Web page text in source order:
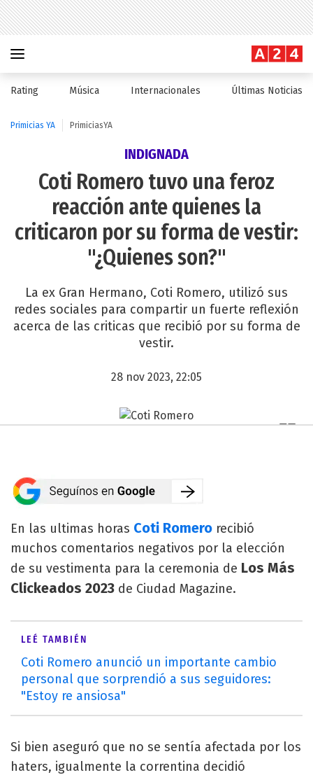
Rating Música Internacionales Últimas Noticias
Primicias YA PrimiciasYA
INDIGNADA
Coti Romero tuvo una feroz
reacción ante quienes la
criticaron por su forma de vestir:
"¿Quienes son?"
La ex Gran Hermano, Coti Romero, utilizó sus
redes sociales para compartir un fuerte reflexión
acerca de las criticas que recibió por su forma de
vestir.
28 nov 2023, 22:05
En las ultimas horas Coti Romero recibió
muchos comentarios negativos por la elección
de su vestimenta para la ceremonia de Los Más
Clickeados 2023 de Ciudad Magazine.
LEÉ TAMBIÉN
Coti Romero anunció un importante cambio
personal que sorprendió a sus seguidores:
"Estoy re ansiosa"
Si bien aseguró que no se sentía afectada por los
haters, igualmente la correntina decidió